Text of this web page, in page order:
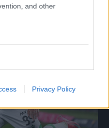
and other
Privacy Policy